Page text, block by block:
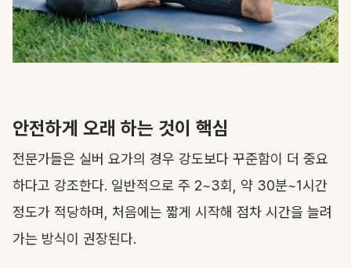
안전하게 오래 하는 것이 핵심
전문가들은 실버 요가의 경우 강도보다 꾸준함이 더 중요
하다고 강조한다. 일반적으로 주 2~3회, 약 30분~1시간
정도가 적당하며, 처음에는 짧게 시작해 점차 시간을 늘려
가는 방식이 권장된다.